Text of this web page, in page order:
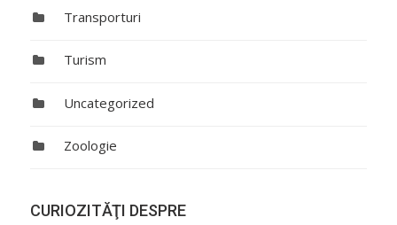
Transporturi
Turism
Uncategorized
Zoologie
CURIOZITĂŢI DESPRE